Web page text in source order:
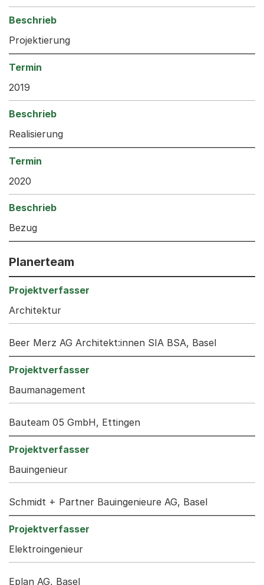
Projektierung
2019
Realisierung
2020
Bezug
Planerteam
Architektur
Beer Merz AG Architekt:innen SIA BSA, Basel
Baumanagement
Bauteam 05 GmbH, Ettingen
Bauingenieur
Schmidt + Partner Bauingenieure AG, Basel
Elektroingenieur
Eplan AG, Basel